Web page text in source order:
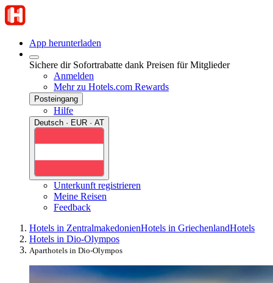
App herunterladen
Sichere dir Sofortrabatte dank Preisen für Mitglieder
Anmelden
Mehr zu Hotels.com Rewards
Posteingang
Hilfe
Deutsch · EUR · AT
Unterkunft registrieren
Meine Reisen
Feedback
Hotels in ZentralmakedonienHotels in GriechenlandHotels
Hotels in Dio-Olympos
Aparthotels in Dio-Olympos